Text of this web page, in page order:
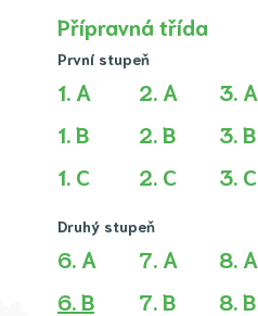
Přípravná třída
První stupeň
1. A
1. B
1. C
2. A
2. B
2. C
3. A
3. B
3. C
Druhý stupeň
6. A
6. B(aktuální)
7. A
7. B
8. A
8. B